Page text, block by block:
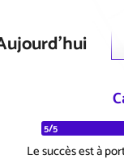
5/5
Le succès est à